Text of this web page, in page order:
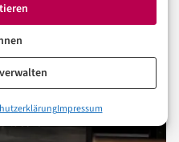
Impressum